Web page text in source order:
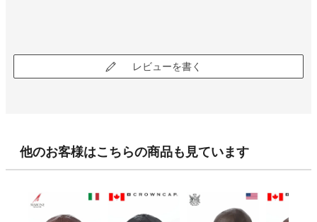
レビューを書く
他のお客様はこちらの商品も見ています